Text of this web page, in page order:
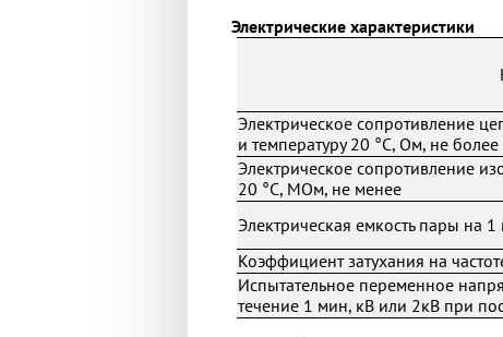
Электрические характеристики
Электрическое сопротивление
и температуру 20 °С, Ом, не более
Электрическое сопротивление
20 °С, МОм, не менее
Электрическая емкость пары на
Коэффициент затухания на
Испытательное переменное
течение 1 мин, кВ или 2кВ при